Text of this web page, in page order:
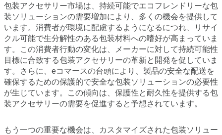
包装アクセサリー市場は、持続可能でエコフレンドリーな包
装ソリューションの需要増加により、多くの機会を提供して
います。消費者が環境に配慮するようになるにつれ、リサイ
クル可能で生分解性のある包装材料への嗜好が高まっていま
す。この消費者行動の変化は、メーカーに対して持続可能性
目標に合致する包装アクセサリーの革新と開発を促していま
す。さらに、eコマースの台頭により、製品の安全な配送を
確保するための保護的で安全な包装ソリューションの必要性
が生じています。この傾向は、保護性と耐久性を提供する包
装アクセサリーの需要を促進すると予想されています。
もう一つの重要な機会は、カスタマイズされた包装ソリュー